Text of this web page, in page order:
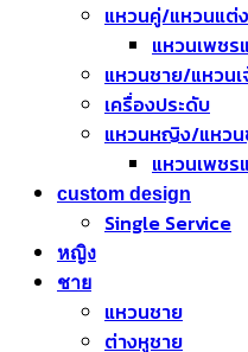
แหวนคู่/แหวนแต่
แหวนเพชร
แหวนชาย/แหวนเ
เครื่องประดับ
แหวนหญิง/แหวน
แหวนเพชร
custom design
Single Service
หญิง
ชาย
แหวนชาย
ต่างหูชาย